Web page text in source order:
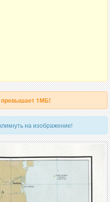
превышает 1МБ!
на изображение!